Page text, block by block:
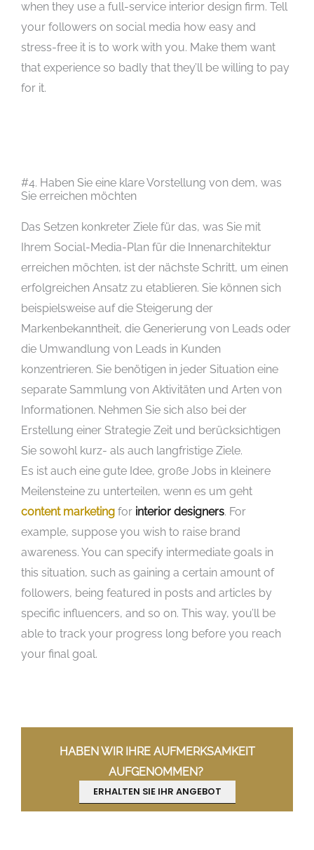
when they use a full-service interior design firm. Tell
your followers on social media how easy and
stress-free it is to work with you. Make them want
that experience so badly that they’ll be willing to pay
for it.
#4. Haben Sie eine klare Vorstellung von dem, was
Sie erreichen möchten
Das Setzen konkreter Ziele für das, was Sie mit
Ihrem Social-Media-Plan für die Innenarchitektur
erreichen möchten, ist der nächste Schritt, um einen
erfolgreichen Ansatz zu etablieren. Sie können sich
beispielsweise auf die Steigerung der
Markenbekanntheit, die Generierung von Leads oder
die Umwandlung von Leads in Kunden
konzentrieren. Sie benötigen in jeder Situation eine
separate Sammlung von Aktivitäten und Arten von
Informationen. Nehmen Sie sich also bei der
Erstellung einer Strategie Zeit und berücksichtigen
Sie sowohl kurz- als auch langfristige Ziele.
Es ist auch eine gute Idee, große Jobs in kleinere
Meilensteine ​​zu unterteilen, wenn es um geht
content marketing for interior designers. For
example, suppose you wish to raise brand
awareness. You can specify intermediate goals in
this situation, such as gaining a certain amount of
followers, being featured in posts and articles by
specific influencers, and so on. This way, you’ll be
able to track your progress long before you reach
your final goal.
HABEN WIR IHRE AUFMERKSAMKEIT
AUFGENOMMEN?
ERHALTEN SIE IHR ANGEBOT